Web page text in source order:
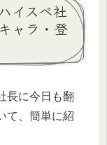
イスペ社
ャラ・登
長に今日も翻
て、簡単に紹